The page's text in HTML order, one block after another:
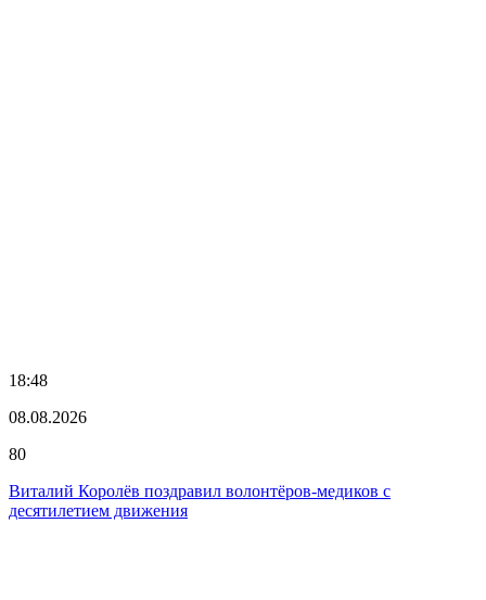
18:48
08.08.2026
80
Виталий Королёв поздравил волонтёров-медиков с
десятилетием движения